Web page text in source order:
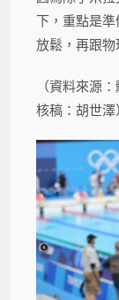
下，重點是
放鬆，再跟物
（資料來源
核稿：胡世澤